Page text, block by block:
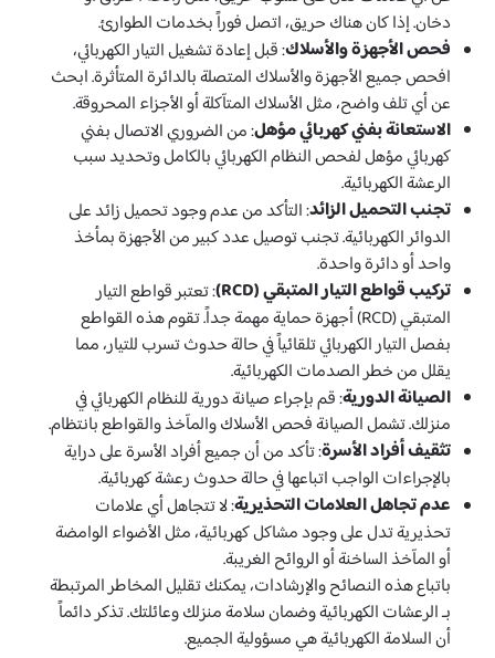
دخان. إذا كان هناك حريق، اتصل فوراً بخدمات الطوارئ.
فحص الأجهزة والأسلاك: قبل إعادة تشغيل التيار الكهربائي،
افحص جميع الأجهزة والأسلاك المتصلة بالدائرة المتأثرة. ابحث
عن أي تلف واضح، مثل الأسلاك المتآكلة أو الأجزاء المحروقة.
الاستعانة بفني كهربائي مؤهل: من الضروري الاتصال بفني
كهربائي مؤهل لفحص النظام الكهربائي بالكامل وتحديد سبب
الرعشة الكهربائية.
تجنب التحميل الزائد: التأكد من عدم وجود تحميل زائد على
الدوائر الكهربائية. تجنب توصيل عدد كبير من الأجهزة بمأخذ
واحد أو دائرة واحدة.
تركيب قواطع التيار المتبقي (RCD)
: تعتبر قواطع التيار
المتبقي (RCD) أجهزة حماية مهمة جداً. تقوم هذه القواطع
بفصل التيار الكهربائي تلقائياً في حالة حدوث تسرب للتيار، مما
يقلل من خطر الصدمات الكهربائية.
الصيانة الدورية: قم بإجراء صيانة دورية للنظام الكهربائي في
منزلك. تشمل الصيانة فحص الأسلاك والمآخذ والقواطع بانتظام.
تثقيف أفراد الأسرة: تأكد من أن جميع أفراد الأسرة على دراية
بالإجراءات الواجب اتباعها في حالة حدوث رعشة كهربائية.
عدم تجاهل العلامات التحذيرية: لا تتجاهل أي علامات
تحذيرية تدل على وجود مشاكل كهربائية، مثل الأضواء الوامضة
أو المآخذ الساخنة أو الروائح الغريبة.
باتباع هذه النصائح والإرشادات، يمكنك تقليل المخاطر المرتبطة
بـ الرعشات الكهربائية وضمان سلامة منزلك وعائلتك. تذكر دائماً
أن السلامة الكهربائية هي مسؤولية الجميع.